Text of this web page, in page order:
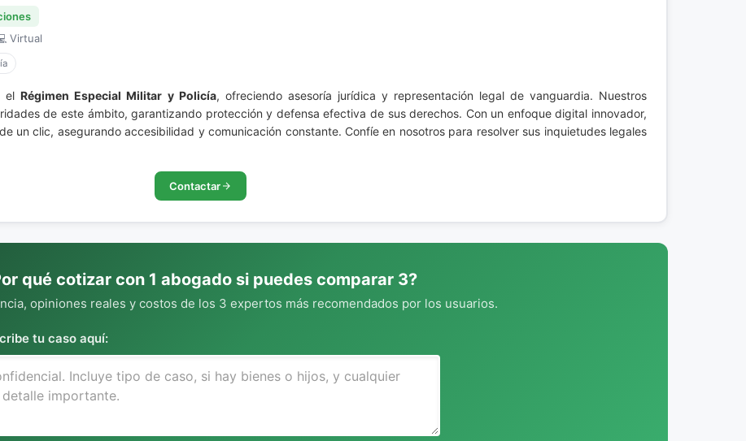
Virtual
elRégimen Especial Militar y Policía, ofreciendo asesoría jurídica y representación legal de vanguardia. Nuestros
de este ámbito, garantizando protección y defensa efectiva de sus derechos. Con un enfoque digital innovador,
un clic, asegurando accesibilidad y comunicación constante. Confíe en nosotros para resolver sus inquietudes legales
Contactar
qué cotizar con 1 abogado si puedes comparar 3?
opiniones reales y costos de los 3 expertos más recomendados por los usuarios.
tu caso aquí: